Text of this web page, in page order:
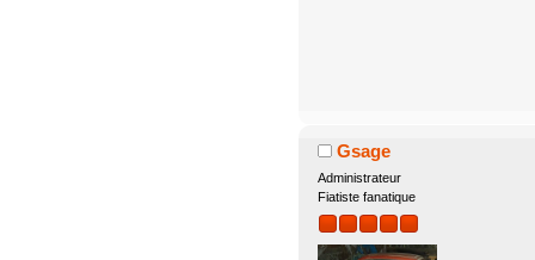
Gsage
Administrateur
Fiatiste fanatique